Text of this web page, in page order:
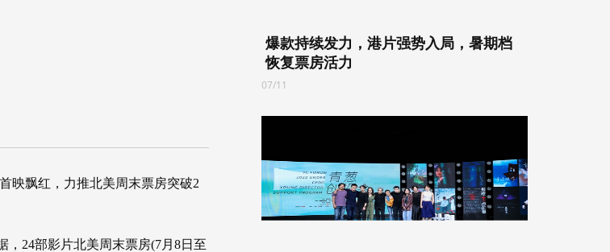
映飘红，力推北美周末票房突破2
，24部影片北美周末票房(7月8日至
爆款持续发力，港片强势入局，暑期档
恢复票房活力
07/11